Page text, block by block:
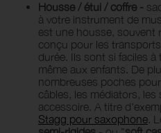
Housse / étui / coffre -
à votre instrument de
est une housse, souvent
conçu pour les
durée. Ils sont si faciles
même aux enfants. De
nombreuses poches
câbles, les médiators,
accessoire. A titre
Stagg pour saxophone.